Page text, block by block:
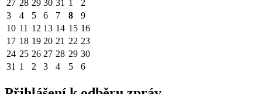
27 28 29 30 31 1
2
3
4 5 6 7 8
9
10 11 12 13 14 15 16
17 18 19 20 21 22 23
24 25 26 27 28 29 30
31 1 2 3 4 5 6